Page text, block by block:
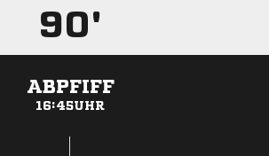
90'
ABPFIFF
16:45UHR